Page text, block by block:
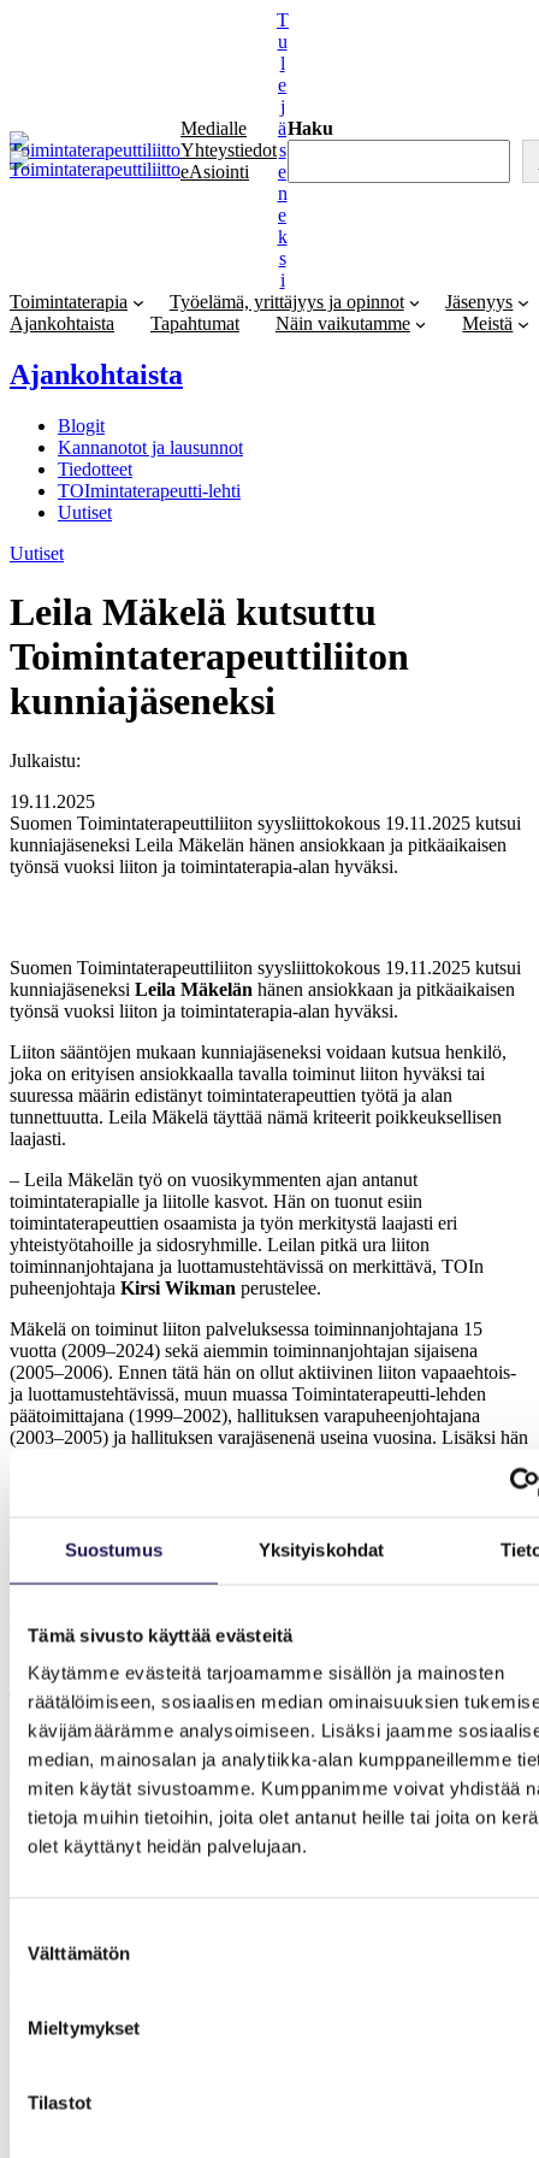
Suostumus Yksityiskohdat
Tämä sivusto käyttää evästeitä
Käytämme evästeitä tarjoamamme sisällön ja mainosten
räätälöimiseen, sosiaalisen median ominaisuuksien
kävijämäärämme analysoimiseen. Lisäksi jaamme
median, mainosalan ja analytiikka-alan kumppaneillemme
miten käytät sivustoamme. Kumppanimme voivat yhdistää
tietoja muihin tietoihin, joita olet antanut heille tai joita on
olet käyttänyt heidän palvelujaan.
valinta
Välttämätön
Mieltymykset
Tilastot
Medialle
Yhteystiedot
eAsiointi
T
u
l
e
j
ä
s
e
n
e
k
s
i
Haku
Toimintaterapia Työelämä, yrittäjyys ja opinnot
Jäsenyys
Ajankohtaista
Tapahtumat Näin vaikutamme Meistä
Ajankohtaista
Blogit
Kannanotot ja lausunnot
Tiedotteet
TOImintaterapeutti-lehti
Uutiset
Uutiset
Leila Mäkelä kutsuttu
Toimintaterapeuttiliiton
kunniajäseneksi
Julkaistu:
19.11.2025
Suomen Toimintaterapeuttiliiton syysliittokokous 19.11.2025 kutsui
kunniajäseneksi Leila Mäkelän hänen ansiokkaan ja pitkäaikaisen
työnsä vuoksi liiton ja toimintaterapia-alan hyväksi.
Suomen Toimintaterapeuttiliiton syysliittokokous 19.11.2025 kutsui
kunniajäseneksi Leila Mäkelän hänen ansiokkaan ja pitkäaikaisen
työnsä vuoksi liiton ja toimintaterapia-alan hyväksi.
Liiton sääntöjen mukaan kunniajäseneksi voidaan kutsua henkilö,
joka on erityisen ansiokkaalla tavalla toiminut liiton hyväksi tai
suuressa määrin edistänyt toimintaterapeuttien työtä ja alan
tunnettuutta. Leila Mäkelä täyttää nämä kriteerit poikkeuksellisen
laajasti.
– Leila Mäkelän työ on vuosikymmenten ajan antanut
toimintaterapialle ja liitolle kasvot. Hän on tuonut esiin
toimintaterapeuttien osaamista ja työn merkitystä laajasti eri
yhteistyötahoille ja sidosryhmille. Leilan pitkä ura liiton
toiminnanjohtajana ja luottamustehtävissä on merkittävä, TOIn
puheenjohtaja Kirsi Wikman perustelee.
Mäkelä on toiminut liiton palveluksessa toiminnanjohtajana 15
vuotta (2009–2024) sekä aiemmin toiminnanjohtajan sijaisena
(2005–2006). Ennen tätä hän on ollut aktiivinen liiton vapaaehtois-
ja luottamustehtävissä, muun muassa Toimintaterapeutti-lehden
päätoimittajana (1999–2002), hallituksen varapuheenjohtajana
(2003–2005) ja hallituksen varajäsenenä useina vuosina. Lisäksi hän
vuoden 2015 organisaatiomuutoksen ja 2020-luvulla tiimin
laajentumisen myötä. Mäkelä on myös ollut mukana kehittämässä
liiton viestintää ja Toimintaterapeutti-lehteä vastaamaan
TOIminnan voimaa -kirjan kirjoittajana. Teos on laajasti käytössä
suomalaisessa toimintaterapeuttikoulutuksessa.
– Olen kiitollinen huomionosoituksesta liiton hallitukselle ja samalla
hyvin hämilläni. Koen olevani etuoikeutettu, kun olen löytänyt
paikkani liitosta jo opiskeluaikana. Yhdessä tekeminen ja yhteisten
asioiden edistäminen on ollut aina minulle merkityksellistä toimintaa.
TOI on minulle tärkeä yhteisö, Leila Mäkelä kommentoi.
Toimintaterapeuttiliitto kiittää Leilaa hänen merkittävästä työstään ja
toivottaa hänet lämpimästi tervetulleeksi liiton kunniajäseneksi!
Share on LinkedIn